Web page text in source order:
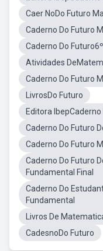
Caer NoDo Futuro
Caderno Do Futuro
Caderno Do
Atividades
Caderno Do Futuro
LivrosDo Futuro
Editora
Caderno Do Futuro
Caderno Do Futuro
Caderno Do Futuro
Fundamental Final
Caderno Do
Fundamental
Livros De
CadesnoDo Futuro